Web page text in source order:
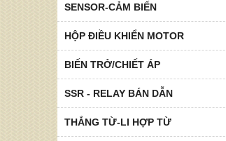
SENSOR-CẢM BIẾN
HỘP ĐIỀU KHIỂN MOTOR
BIẾN TRỞ/CHIẾT ÁP
SSR - RELAY BÁN DẪN
THẮNG TỪ-LI HỢP TỪ